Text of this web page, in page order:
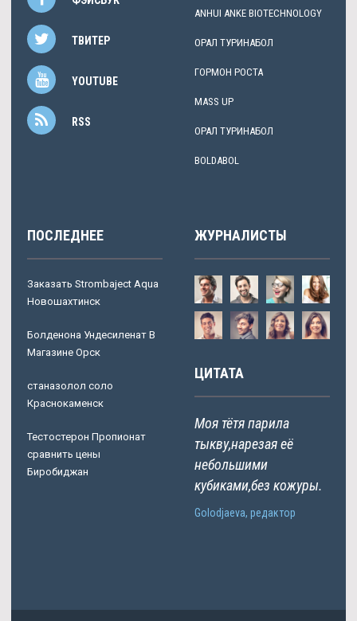
ТВИТЕР
YOUTUBE
RSS
ANHUI ANKE BIOTECHNOLOGY
ОРАЛ ТУРИНАБОЛ
ГОРМОН РОСТА
MASS UP
ОРАЛ ТУРИНАБОЛ
BOLDABOL
ПОСЛЕДНЕЕ
Заказать Strombaject Aqua
Новошахтинск
Болденона Ундесиленат В
Магазине Орск
станазолол соло
Краснокаменск
Тестостерон Пропионат
сравнить цены
Биробиджан
ЖУРНАЛИСТЫ
ЦИТАТА
Моя тётя парила
тыкву,нарезая её
небольшими
кубиками,без кожуры.
Golodjaeva, редактор